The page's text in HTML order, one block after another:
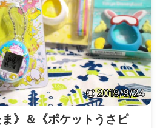
2019/9/24
ま》＆《ポケットうさピ